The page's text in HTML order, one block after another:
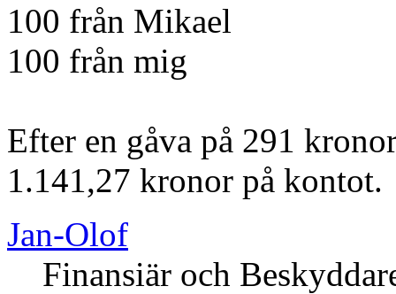
100 från Mikael
100 från mig
Efter en gåva på 291
1.141,27 kronor på kontot.
Jan-Olof
Finansiär och